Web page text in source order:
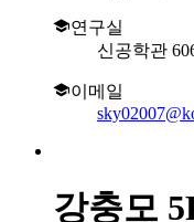
연구실
신공학관
이메일
강충모